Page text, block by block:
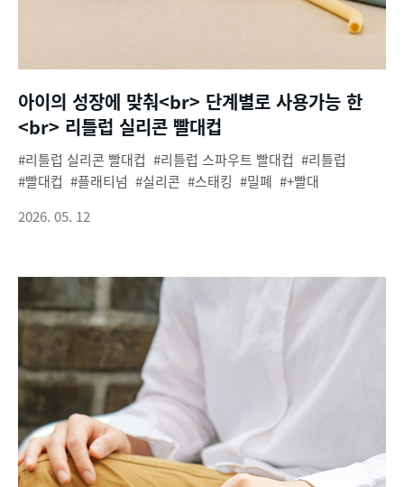
아이의 성장에 맞춰<br> 단계별로 사용가능 한
<br> 리틀럽 실리콘 빨대컵
리틀럽 실리콘 빨대컵 리틀럽 스파우트 빨대컵
리틀럽
빨대컵
플래티넘 실리콘 스태킹 밀폐
+빨대
2026. 05. 12